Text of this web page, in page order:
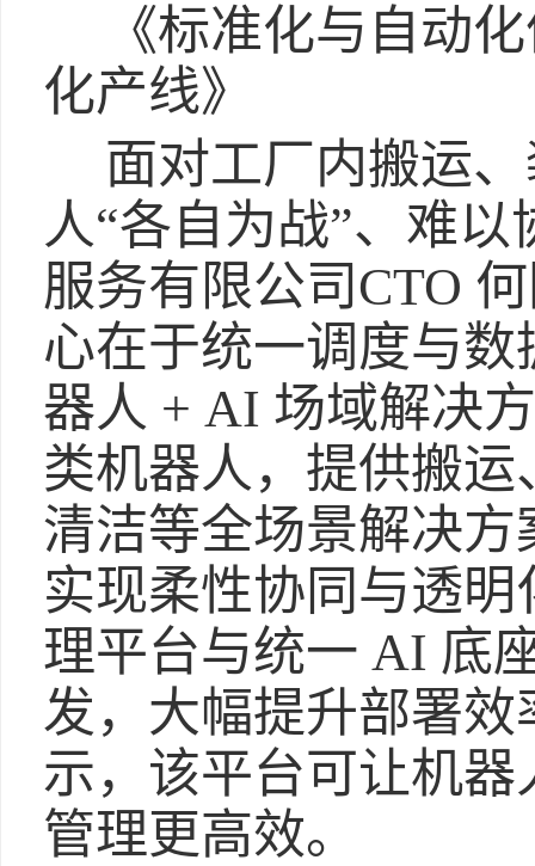
《标准化与自动
化产线》
面对工厂内搬运
人“各自为战”、难
服务有限公司CTO
心在于统一调度与
器人 + AI 场域解决
类机器人，提供搬
清洁等全场景解决
实现柔性协同与透
理平台与统一 AI 底
发，大幅提升部署
示，该平台可让机
管理更高效。